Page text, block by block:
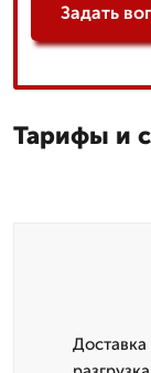
Задать
Тарифы и
Доставка